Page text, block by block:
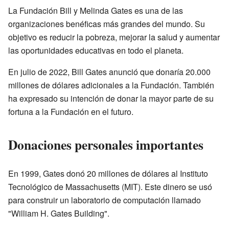
La Fundación Bill y Melinda Gates es una de las
organizaciones benéficas más grandes del mundo. Su
objetivo es reducir la pobreza, mejorar la salud y aumentar
las oportunidades educativas en todo el planeta.
En julio de 2022, Bill Gates anunció que donaría 20.000
millones de dólares adicionales a la Fundación. También
ha expresado su intención de donar la mayor parte de su
fortuna a la Fundación en el futuro.
Donaciones personales importantes
En 1999, Gates donó 20 millones de dólares al Instituto
Tecnológico de Massachusetts (MIT). Este dinero se usó
para construir un laboratorio de computación llamado
"William H. Gates Building".